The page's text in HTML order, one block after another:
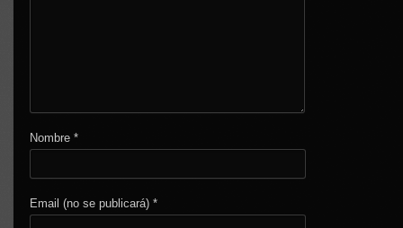
Nombre*
Email (no se publicará)*